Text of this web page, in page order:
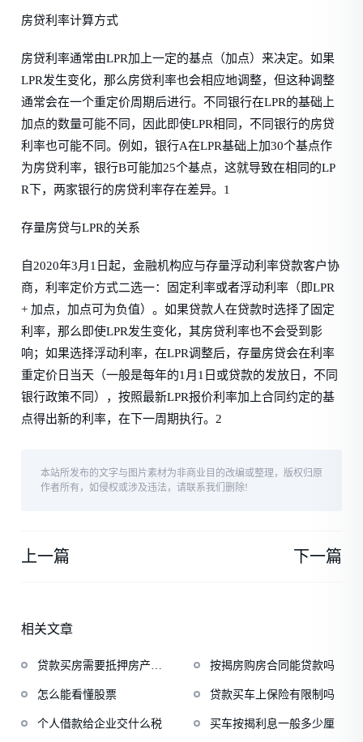
房贷利率计算方式
房贷利率通常由LPR加上一定的基点（加点）来决定。如果
LPR发生变化，那么房贷利率也会相应地调整，但这种调整
通常会在一个重定价周期后进行。不同银行在LPR的基础上
加点的数量可能不同，因此即使LPR相同，不同银行的房贷
利率也可能不同。例如，银行A在LPR基础上加30个基点作
为房贷利率，银行B可能加25个基点，这就导致在相同的LP
R下，两家银行的房贷利率存在差异。1
存量房贷与LPR的关系
自2020年3月1日起，金融机构应与存量浮动利率贷款客户协
商，利率定价方式二选一：固定利率或者浮动利率（即LPR
+ 加点，加点可为负值）。如果贷款人在贷款时选择了固定
利率，那么即使LPR发生变化，其房贷利率也不会受到影
响；如果选择浮动利率，在LPR调整后，存量房贷会在利率
重定价日当天（一般是每年的1月1日或贷款的发放日，不同
银行政策不同），按照最新LPR报价利率加上合同约定的基
点得出新的利率，在下一周期执行。2
本站所发布的文字与图片素材为非商业目的改编或整理，版权归原
作者所有，如侵权或涉及违法，请联系我们删除!
上一篇 下一篇
相关文章
贷款买房需要抵押房产证
按揭房购房合同能贷款吗
怎么能看懂股票 贷款买车上保险有限制吗
个人借款给企业交什么税 买车按揭利息一般多少厘